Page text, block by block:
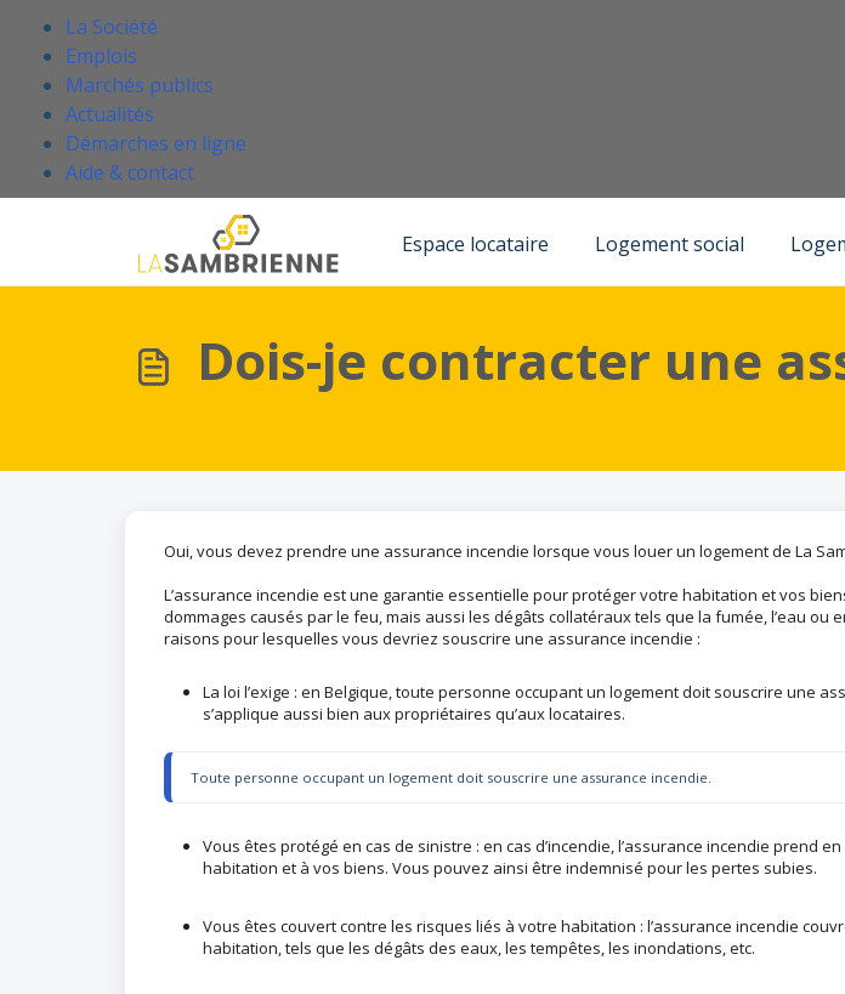
La Société
Emplois
Marchés publics
Actualités
Démarches en ligne
Aide & contact(Ce lien s'ouvre dans un nouvel onglet)
Espace locataire Logement social
Base de connaissances
Dois-je contracter une
Oui, vous devez prendre une assurance incendie lorsque vous louer un logement de La
L’assurance incendie est une garantie essentielle pour protéger votre habitation et vos
dommages causés par le feu, mais aussi les dégâts collatéraux tels que la fumée, l’eau ou
raisons pour lesquelles vous devriez souscrire une assurance incendie :
La loi l’exige : en Belgique, toute personne occupant un logement doit souscrire une
s’applique aussi bien aux propriétaires qu’aux locataires.
Toute personne occupant un logement doit souscrire une assurance incendie.
Vous êtes protégé en cas de sinistre : en cas d’incendie, l’assurance incendie prend
habitation et à vos biens. Vous pouvez ainsi être indemnisé pour les pertes subies.
Vous êtes couvert contre les risques liés à votre habitation : l’assurance incendie
habitation, tels que les dégâts des eaux, les tempêtes, les inondations, etc.